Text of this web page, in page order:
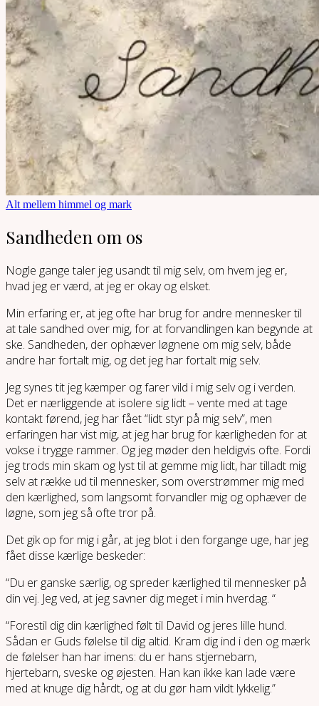
Alt mellem himmel og mark
Sandheden om os
Nogle gange taler jeg usandt til mig selv, om hvem jeg er,
hvad jeg er værd, at jeg er okay og elsket.
Min erfaring er, at jeg ofte har brug for andre mennesker til
at tale sandhed over mig, for at forvandlingen kan begynde at
ske. Sandheden, der ophæver løgnene om mig selv, både
andre har fortalt mig, og det jeg har fortalt mig selv.
Jeg synes tit jeg kæmper og farer vild i mig selv og i verden.
Det er nærliggende at isolere sig lidt – vente med at tage
kontakt førend, jeg har fået “lidt styr på mig selv”, men
erfaringen har vist mig, at jeg har brug for kærligheden for at
vokse i trygge rammer. Og jeg møder den heldigvis ofte. Fordi
jeg trods min skam og lyst til at gemme mig lidt, har tilladt mig
selv at række ud til mennesker, som overstrømmer mig med
den kærlighed, som langsomt forvandler mig og ophæver de
løgne, som jeg så ofte tror på.
Det gik op for mig i går, at jeg blot i den forgange uge, har jeg
fået disse kærlige beskeder:
“Du er ganske særlig, og spreder kærlighed til mennesker på
din vej. Jeg ved, at jeg savner dig meget i min hverdag. “
“Forestil dig din kærlighed følt til David og jeres lille hund.
Sådan er Guds følelse til dig altid. Kram dig ind i den og mærk
de følelser han har imens: du er hans stjernebarn,
hjertebarn, sveske og øjesten. Han kan ikke kan lade være
med at knuge dig hårdt, og at du gør ham vildt lykkelig.”